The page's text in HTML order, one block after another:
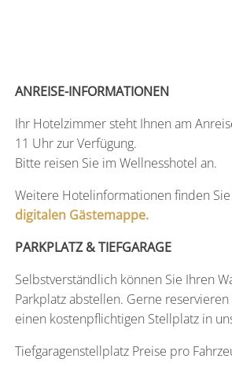
ANREISE-INFORMATIONEN
Ihr Hotelzimmer steht Ihnen am
11 Uhr zur Verfügung.
Bitte reisen Sie im Wellnesshotel an.
Weitere Hotelinformationen finden
digitalen Gästemappe.
PARKPLATZ & TIEFGARAGE
Selbstverständlich können Sie Ihren
Parkplatz abstellen. Gerne
einen kostenpflichtigen Stellplatz in
Tiefgaragenstellplatz Preise pro